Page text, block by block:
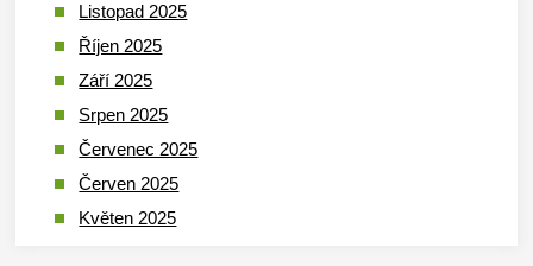
Listopad 2025
Říjen 2025
Září 2025
Srpen 2025
Červenec 2025
Červen 2025
Květen 2025